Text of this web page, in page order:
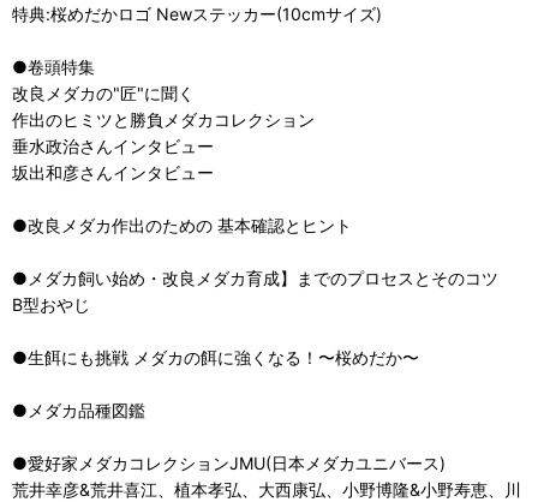
特典:桜めだかロゴ Newステッカー(10cmサイズ)
●卷頭特集
改良メダカの"匠"に聞く
作出のヒミツと勝負メダカコレクション
垂水政治さんインタビュー
坂出和彦さんインタビュー
●改良メダカ作出のための 基本確認とヒント
●メダカ飼い始め・改良メダカ育成】までのプロセスとそのコツ
B型おやじ
●生餌にも挑戦 メダカの餌に強くなる！〜桜めだか〜
●メダカ品種図鑑
●愛好家メダカコレクションJMU(日本メダカユニバース)
荒井幸彦&荒井喜江、植本孝弘、大西康弘、小野博隆&小野寿恵、川